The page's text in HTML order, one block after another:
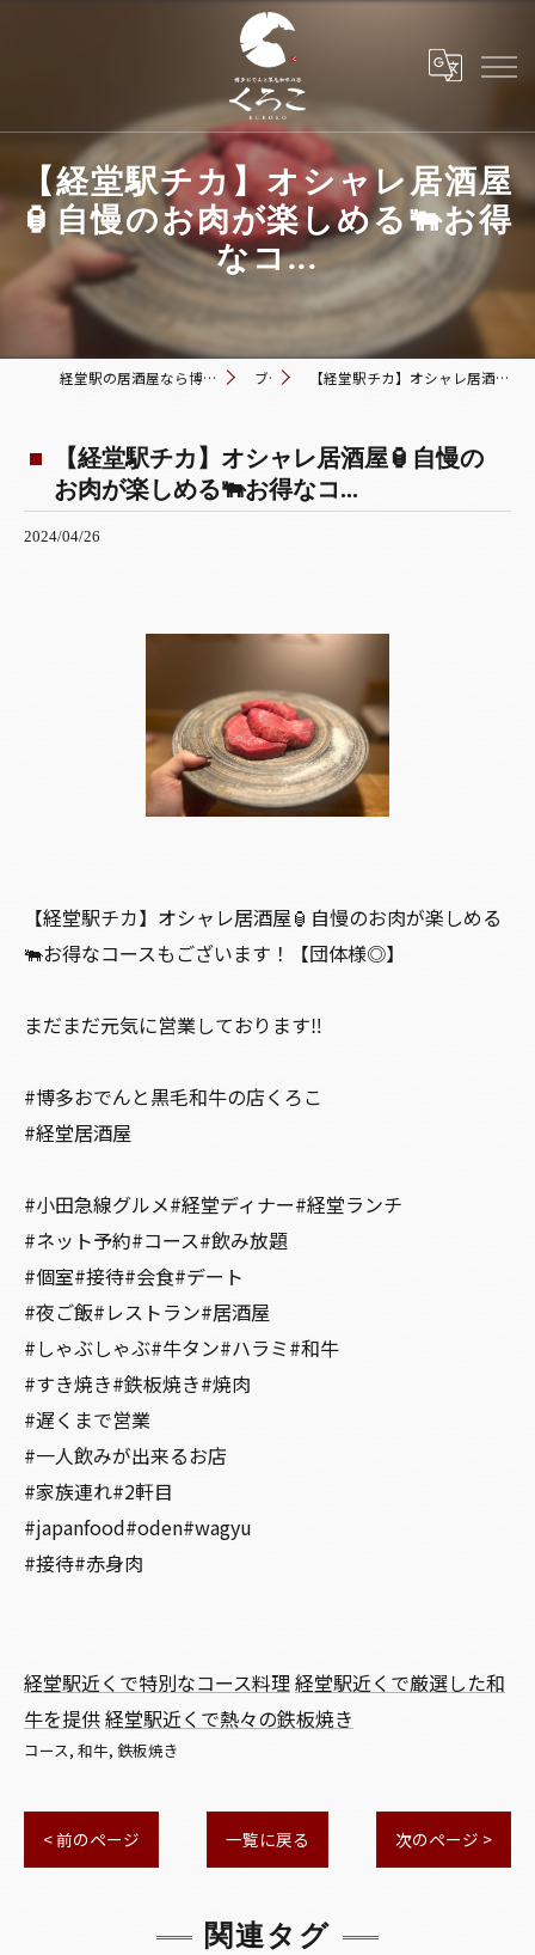
【経堂駅チカ】オシャレ居酒屋
🏮自慢のお肉が楽しめる🐃お得
なコ...
経堂駅の居酒屋なら博多おでんと黒毛和牛の店 くろこ ブログ 【経堂駅チカ】オシャレ居酒屋🏮自慢のお肉が楽しめる🐃お得なコ...
【経堂駅チカ】オシャレ居酒屋🏮自慢の
お肉が楽しめる🐃お得なコ...
2024/04/26
【経堂駅チカ】オシャレ居酒屋🏮自慢のお肉が楽しめる
🐃お得なコースもございます！【団体様◎】
まだまだ元気に営業しております‼️
#博多おでんと黒毛和牛の店くろこ
#経堂居酒屋
#小田急線グルメ#経堂ディナー#経堂ランチ
#ネット予約#コース#飲み放題
#個室#接待#会食#デート
#夜ご飯#レストラン#居酒屋
#しゃぶしゃぶ#牛タン#ハラミ#和牛
#すき焼き#鉄板焼き#焼肉
#遅くまで営業
#一人飲みが出来るお店
#家族連れ#2軒目
#japanfood#oden#wagyu
#接待#赤身肉
経堂駅近くで特別なコース料理経堂駅近くで厳選した和
牛を提供経堂駅近くで熱々の鉄板焼き
コース 和牛 鉄板焼き
< 前のページ 一覧に戻る 次のページ >
関連タグ